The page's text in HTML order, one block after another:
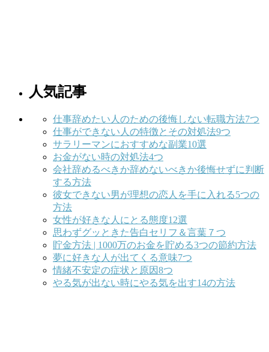
人気記事
仕事辞めたい人のための後悔しない転職方法7つ
仕事ができない人の特徴とその対処法9つ
サラリーマンにおすすめな副業10選
お金がない時の対処法4つ
会社辞めるべきか辞めないべきか後悔せずに判断
する方法
彼女できない男が理想の恋人を手に入れる5つの
方法
女性が好きな人にとる態度12選
思わずグッときた告白セリフ＆言葉７つ
貯金方法 | 1000万のお金を貯める3つの節約方法
夢に好きな人が出てくる意味7つ
情緒不安定の症状と原因8つ
やる気が出ない時にやる気を出す14の方法